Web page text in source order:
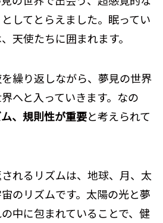
してとらえました。眠ってい
天使たちに囲まれます。
繰り返しながら、夢見の世界
へと入っていきます。なの
、規則性が重要と考えられて
れるリズムは、地球、月、太
のリズムです。太陽の光と夢
中に包まれていることで、健